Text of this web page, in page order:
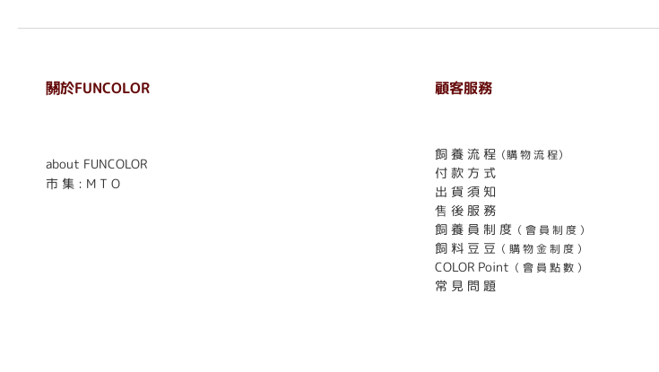
關於FUNCOLOR
about FUNCOLOR
市 集 : M T O
顧客服務
飼 養 流 程 （購 物 流 程）
付 款 方 式
出 貨 須 知
售 後 服 務
飼 養 員 制 度 （ 會 員 制 度 ）
飼 料 豆 豆 （ 購 物 金 制 度 ）
COLOR Point （ 會 員 點 數 ）
常 見 問 題